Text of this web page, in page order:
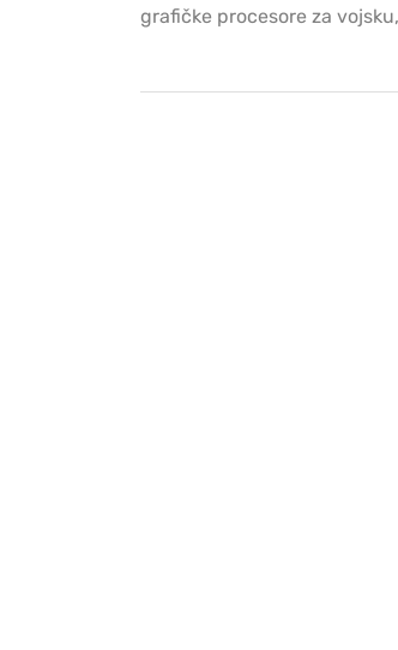
grafičke procesore za